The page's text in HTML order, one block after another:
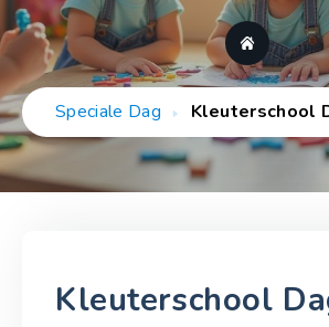
Speciale Dag Kleuterschool
Kleuterschool